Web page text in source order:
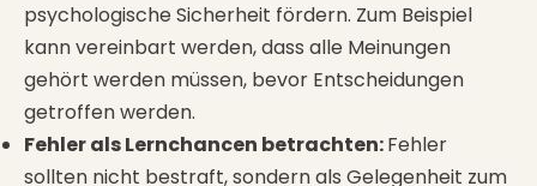
psychologische Sicherheit fördern. Zum Beispiel
kann vereinbart werden, dass alle Meinungen
gehört werden müssen, bevor Entscheidungen
getroffen werden.
Fehler als Lernchancen betrachten:Fehler
sollten nicht bestraft, sondern als Gelegenheit zum